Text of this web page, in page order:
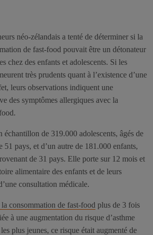
néo-zélandais a tenté de déterminer si la
de fast-food pouvait être un détonateur
chez des enfants et adolescents. Si les
très prudents quant à l’existence d’une
leurs observations indiquent une
des symptômes allergiques avec la
échantillon de 319.000 adolescents, âgés de
51 pays, et d’un autre de 181.000 enfants,
de 31 pays. Elle porte sur 12 mois et
alimentaire des enfants et de leurs
consultation médicale.
la consommation de fast-food plus de 3 fois
à une augmentation du risque d’asthme
plus jeunes, ce risque était augmenté de